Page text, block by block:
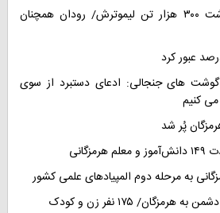
هرمزگان در تکاپوی برداشت ۳۰۰ هزار تن لیموترش/ رودان همچنان
گوشت های جنجالی: ادعای دستبرد از سوی
کنیم